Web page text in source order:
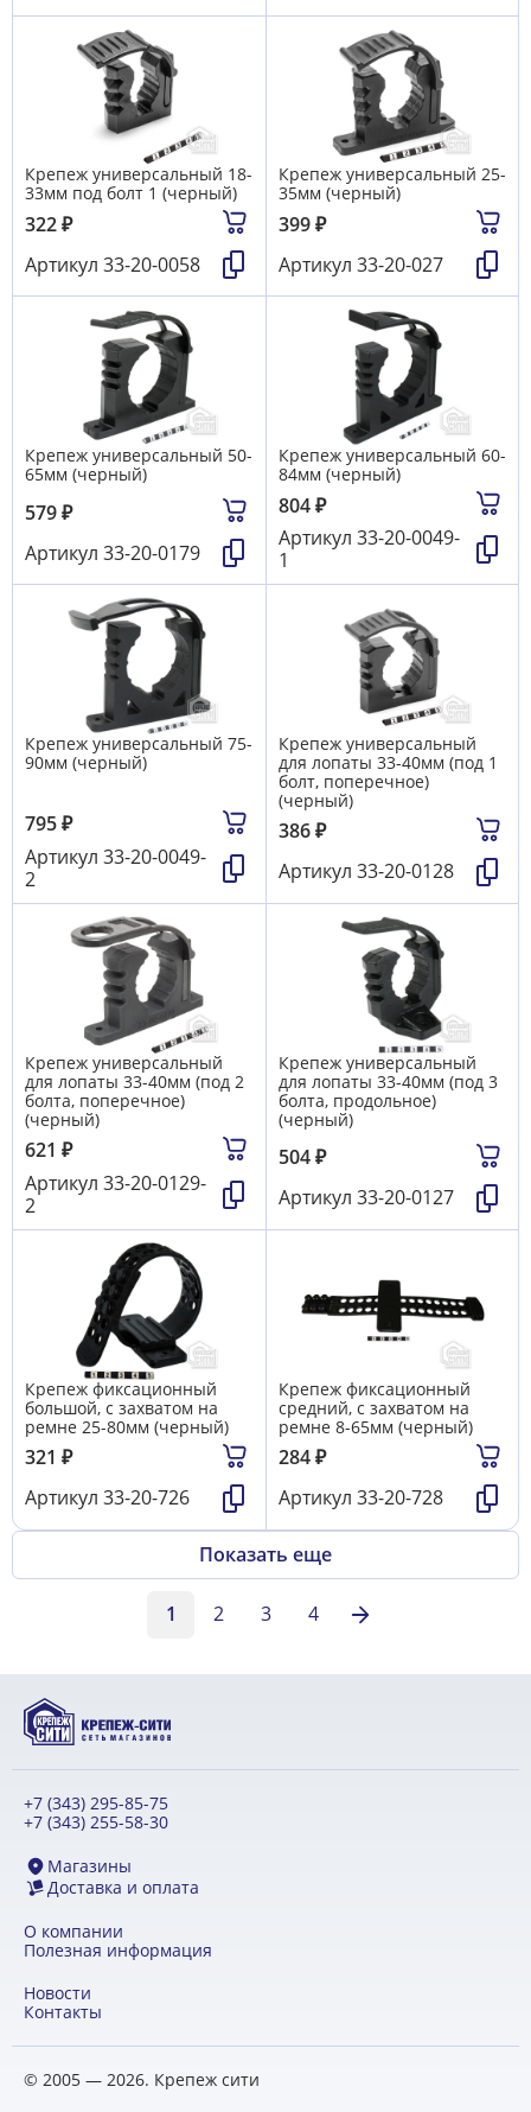
Крепеж универсальный 18-
33мм под болт 1 (черный)
322₽
Артикул 33-20-0058
Крепеж универсальный 25-
35мм (черный)
399₽
Артикул 33-20-027
Крепеж универсальный 50-
65мм (черный)
579₽
Артикул 33-20-0179
Крепеж универсальный 60-
84мм (черный)
804₽
Артикул 33-20-0049-
1
Крепеж универсальный 75-
90мм (черный)
795₽
Артикул 33-20-0049-
2
Крепеж универсальный
для лопаты 33-40мм (под 1
болт, поперечное)
(черный)
386₽
Артикул 33-20-0128
Крепеж универсальный
для лопаты 33-40мм (под 2
болта, поперечное)
(черный)
621 ₽
Артикул 33-20-0129-
2
Крепеж универсальный
для лопаты 33-40мм (под 3
болта, продольное)
(черный)
504₽
Артикул 33-20-0127
Крепеж фиксационный
большой, с захватом на
ремне 25-80мм (черный)
321 ₽
Артикул 33-20-726
Крепеж фиксационный
средний, с захватом на
ремне 8-65мм (черный)
284₽
Артикул 33-20-728
Показать еще
1 2 3 4
+7 (343) 295-85-75
+7 (343) 255-58-30
Магазины
Доставка и оплата
О компании
Полезная информация
Новости
Контакты
© 2005 — 2026. Крепеж сити